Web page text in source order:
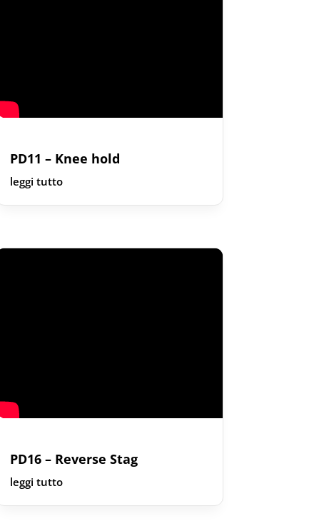
PD11 – Knee hold
leggi tutto
PD16 – Reverse Stag
leggi tutto